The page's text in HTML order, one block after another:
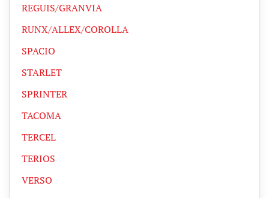
REGUIS/GRANVIA
RUNX/ALLEX/COROLLA
SPACIO
STARLET
SPRINTER
TACOMA
TERCEL
TERIOS
VERSO